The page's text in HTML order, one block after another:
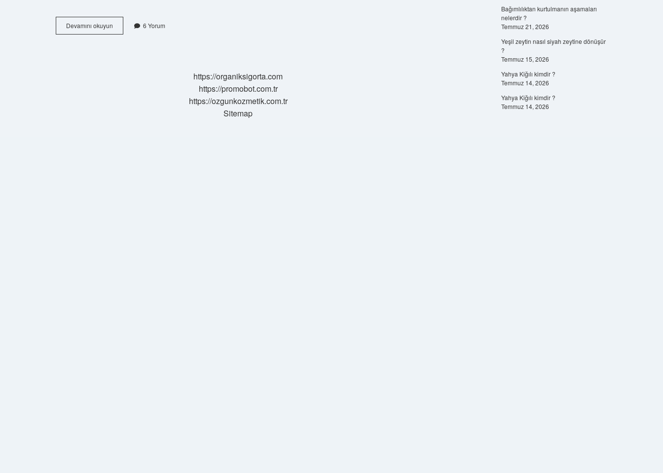
Devamını okuyun
Posta
6 Yorum
https://organiksigorta.com
https://promobot.com.tr
https://ozgunkozmetik.com.tr
Sitemap
Bağımlılıktan kurtulmanın aşamaları
nelerdir ?
Temmuz 21, 2026
Yeşil zeytin nasıl siyah zeytine dönüşür
?
Temmuz 15, 2026
Yahya Kiğılı kimdir ?
Temmuz 14, 2026
Yahya Kiğılı kimdir ?
Temmuz 14, 2026